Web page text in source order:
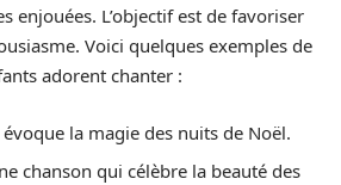
enjouées. L’objectif est de favoriser
Voici quelques exemples de
adorent chanter :
évoque la magie des nuits de Noël.
chanson qui célèbre la beauté des